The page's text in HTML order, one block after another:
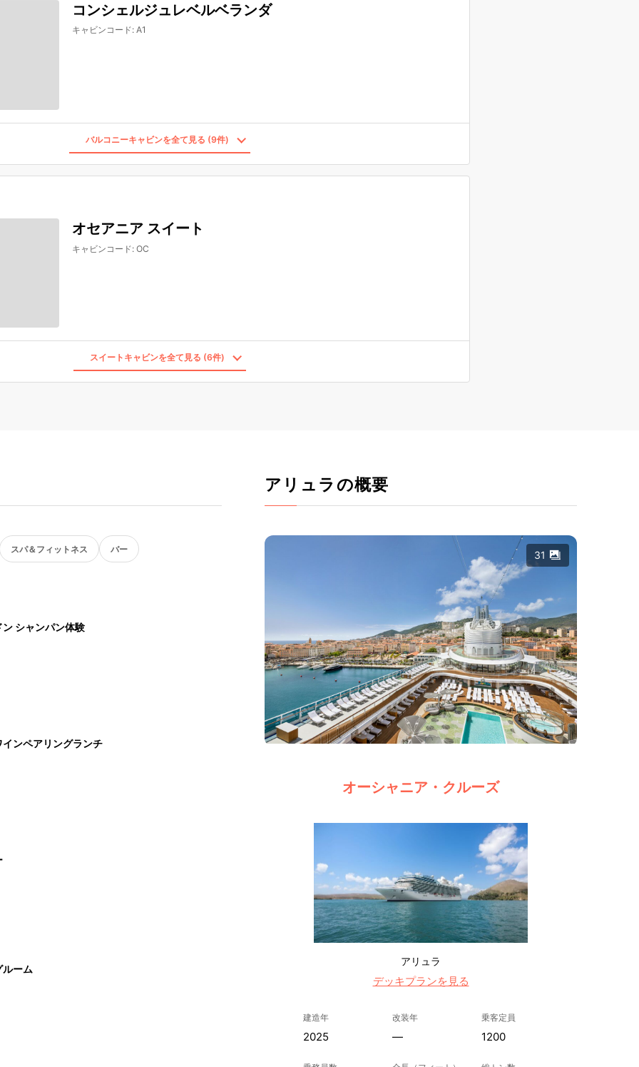
コンシェルジュレベルベランダ
キャビンコード:A1
バルコニーキャビンを全て見る (9件)
オセアニア スイート
キャビンコード:OC
スイートキャビンを全て見る (6件)
スパ＆フィットネス バー
シャンパン体験
ンペアリングランチ
ーム
アリュラの概要
31
オーシャニア・クルーズ
アリュラ
デッキプランを見る
建造年
2025
改装年
—
乗客定員
1200